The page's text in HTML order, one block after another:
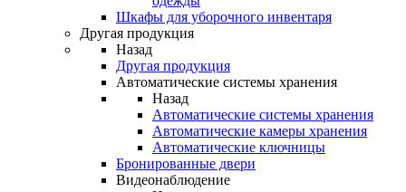
Шкафы для уборочного инвентаря
Другая продукция
Назад
Другая продукция
Автоматические системы хранения
Назад
Автоматические системы хранения
Автоматические камеры хранения
Автоматические ключницы
Бронированные двери
Видеонаблюдение